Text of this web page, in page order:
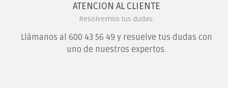
ATENCION AL CLIENTE
Resolvemos tus dudas.
Llámanos al 600 43 56 49 y resuelve tus dudas con
uno de nuestros expertos.